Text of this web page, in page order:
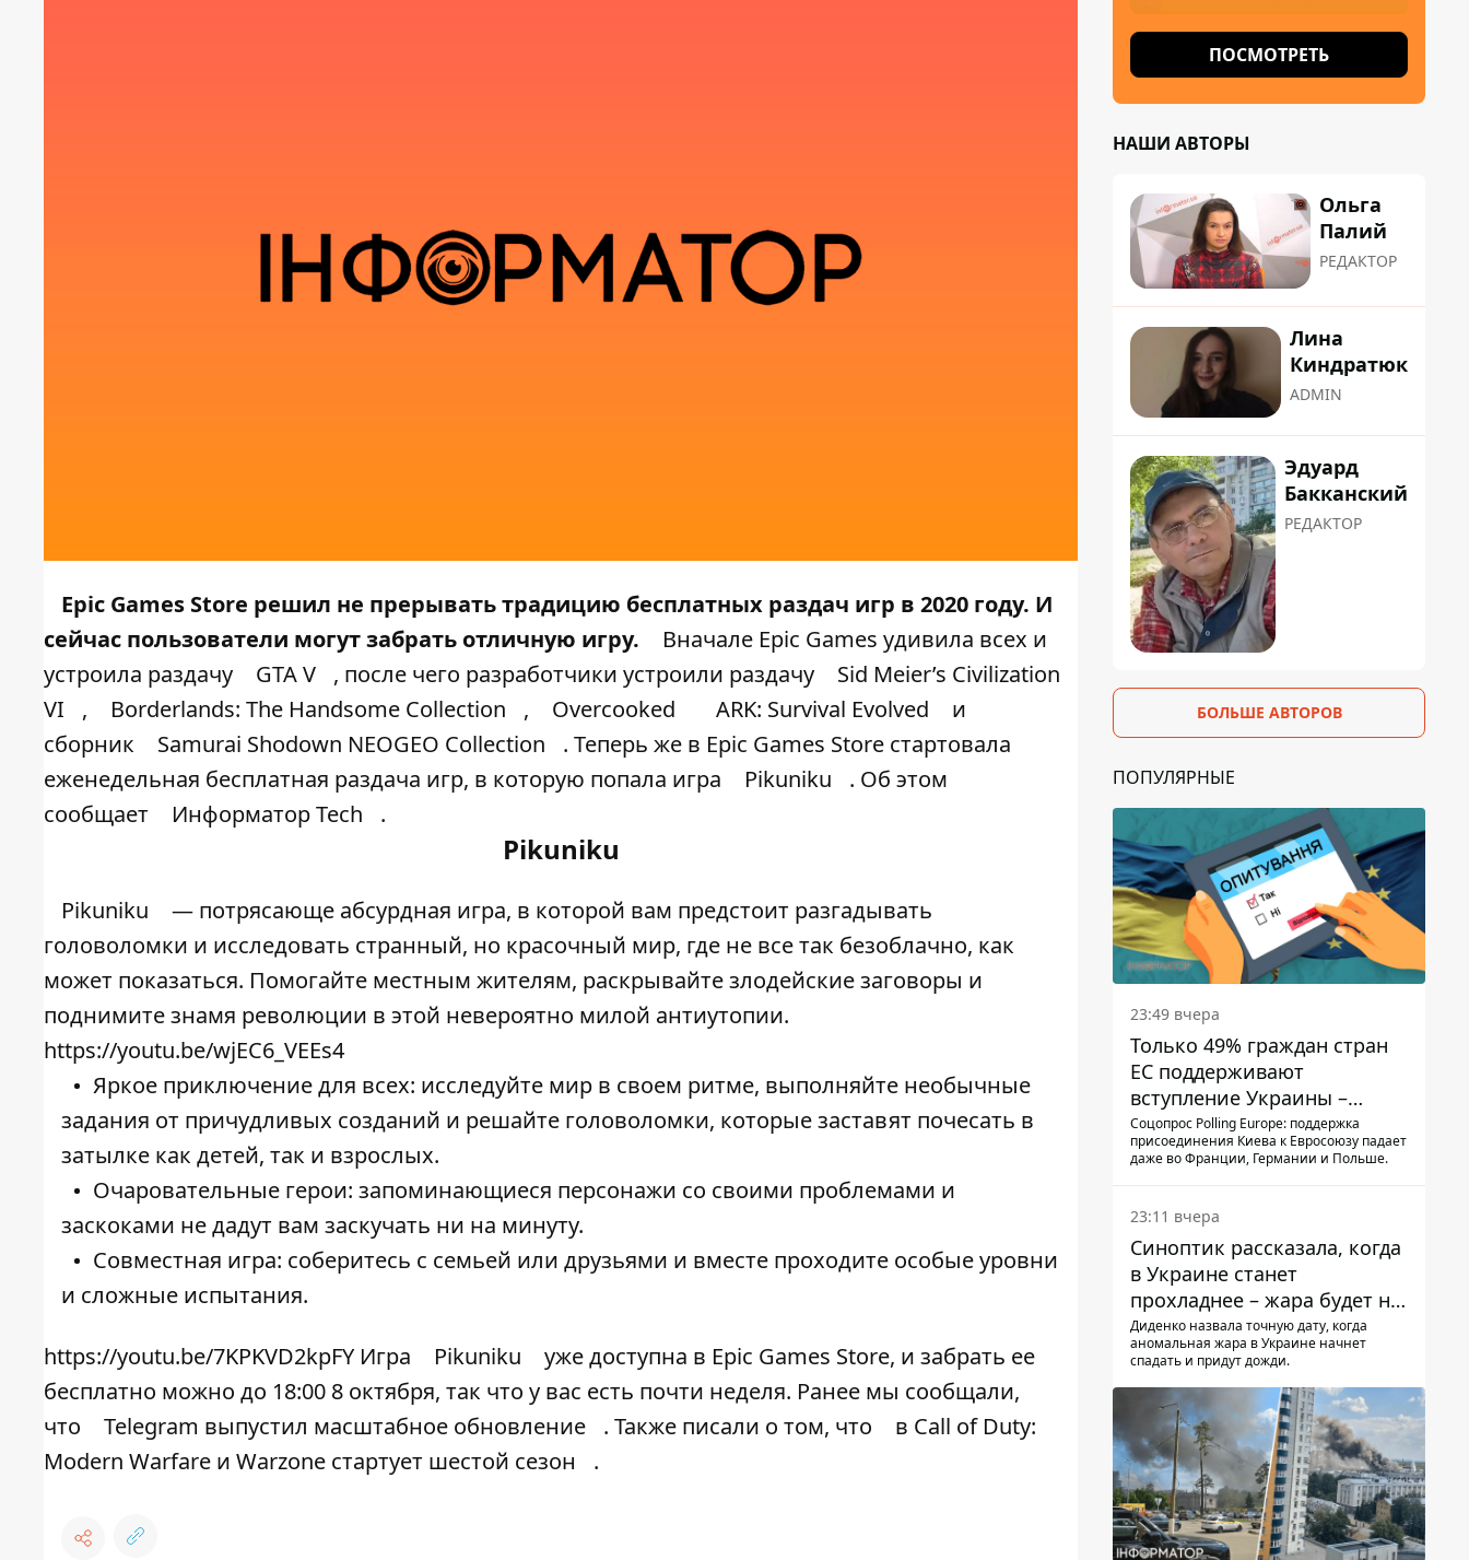
Epic Games Store решил не прерывать традицию бесплатных раздач игр в 2020 году. И
сейчас пользователи могут забрать отличную игру.
Вначале Epic Games удивила всех и
устроила раздачу
GTA V , после чего разработчики устроили раздачу
Sid Meier’s Civilization
VI
, Borderlands: The Handsome Collection , Overcooked ARK: Survival Evolved
и
сборник
Samurai Shodown NEOGEO Collection
. Теперь же в Epic Games Store стартовала
еженедельная бесплатная раздача игр, в которую попала игра
Pikuniku
. Об этом
сообщает
Информатор Tech .
Pikuniku
Pikuniku
— потрясающе абсурдная игра, в которой вам предстоит разгадывать
головоломки и исследовать странный, но красочный мир, где не все так безоблачно, как
может показаться. Помогайте местным жителям, раскрывайте злодейские заговоры и
поднимите знамя революции в этой невероятно милой антиутопии.
https://youtu.be/wjEC6_VEEs4
Яркое приключение для всех: исследуйте мир в своем ритме, выполняйте необычные
задания от причудливых созданий и решайте головоломки, которые заставят почесать в
затылке как детей, так и взрослых.
Очаровательные герои: запоминающиеся персонажи со своими проблемами и
заскоками не дадут вам заскучать ни на минуту.
Совместная игра: соберитесь с семьей или друзьями и вместе проходите особые уровни
и сложные испытания.
https://youtu.be/7KPKVD2kpFY Игра Pikuniku
уже доступна в Epic Games Store, и забрать ее
бесплатно можно до 18:00 8 октября, так что у вас есть почти неделя. Ранее мы сообщали,
что
Telegram выпустил масштабное обновление . Также писали о том, что
в Call of Duty:
Modern Warfare и Warzone стартует шестой сезон
.
ПОСМОТРЕТЬ
НАШИ АВТОРЫ
Ольга
Палий
РЕДАКТОР
Лина
Киндратюк
ADMIN
Эдуард
Бакканский
РЕДАКТОР
БОЛЬШЕ АВТОРОВ
ПОПУЛЯРНЫЕ
23:49 вчера
Только 49% граждан стран
ЕС поддерживают
вступление Украины –
результаты опроса
Соцопрос Polling Europe: поддержка
присоединения Киева к Евросоюзу падает
даже во Франции, Германии и Польше.
23:11 вчера
Синоптик рассказала, когда
в Украине станет
прохладнее – жара будет не
долго
Диденко назвала точную дату, когда
аномальная жара в Украине начнет
спадать и придут дожди.